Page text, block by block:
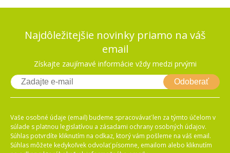
Najdôležitejšie novinky priamo na váš
email
Získajte zaujímavé informácie vždy medzi prvými
Odoberať
Vaše osobné údaje (email) budeme spracovávať len za týmto účelom v
súlade s platnou legislatívou a zásadami ochrany osobných údajov.
Súhlas potvrdíte kliknutím na odkaz, ktorý vám pošleme na váš email.
Súhlas môžete kedykoľvek odvolať písomne, emailom alebo kliknutím